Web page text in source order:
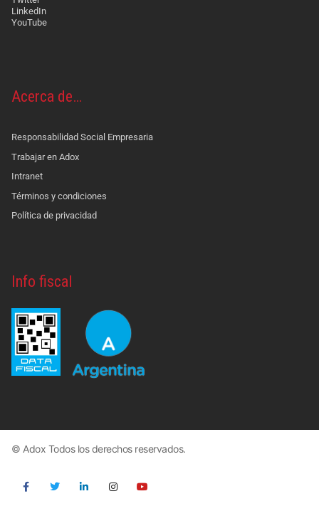
LinkedIn
YouTube
Acerca de…
Responsabilidad Social Empresaria
Trabajar en Adox
Intranet
Términos y condiciones
Política de privacidad
Info fiscal
© Adox Todos los derechos reservados.